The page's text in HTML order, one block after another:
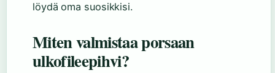
löydä oma suosikkisi.
Miten valmistaa porsaan
ulkofileepihvi?